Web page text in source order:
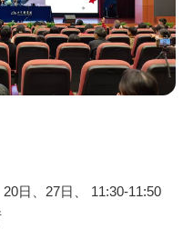
日、27日、 11:30-11:50